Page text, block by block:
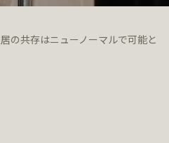
の共存はニューノーマルで可能と